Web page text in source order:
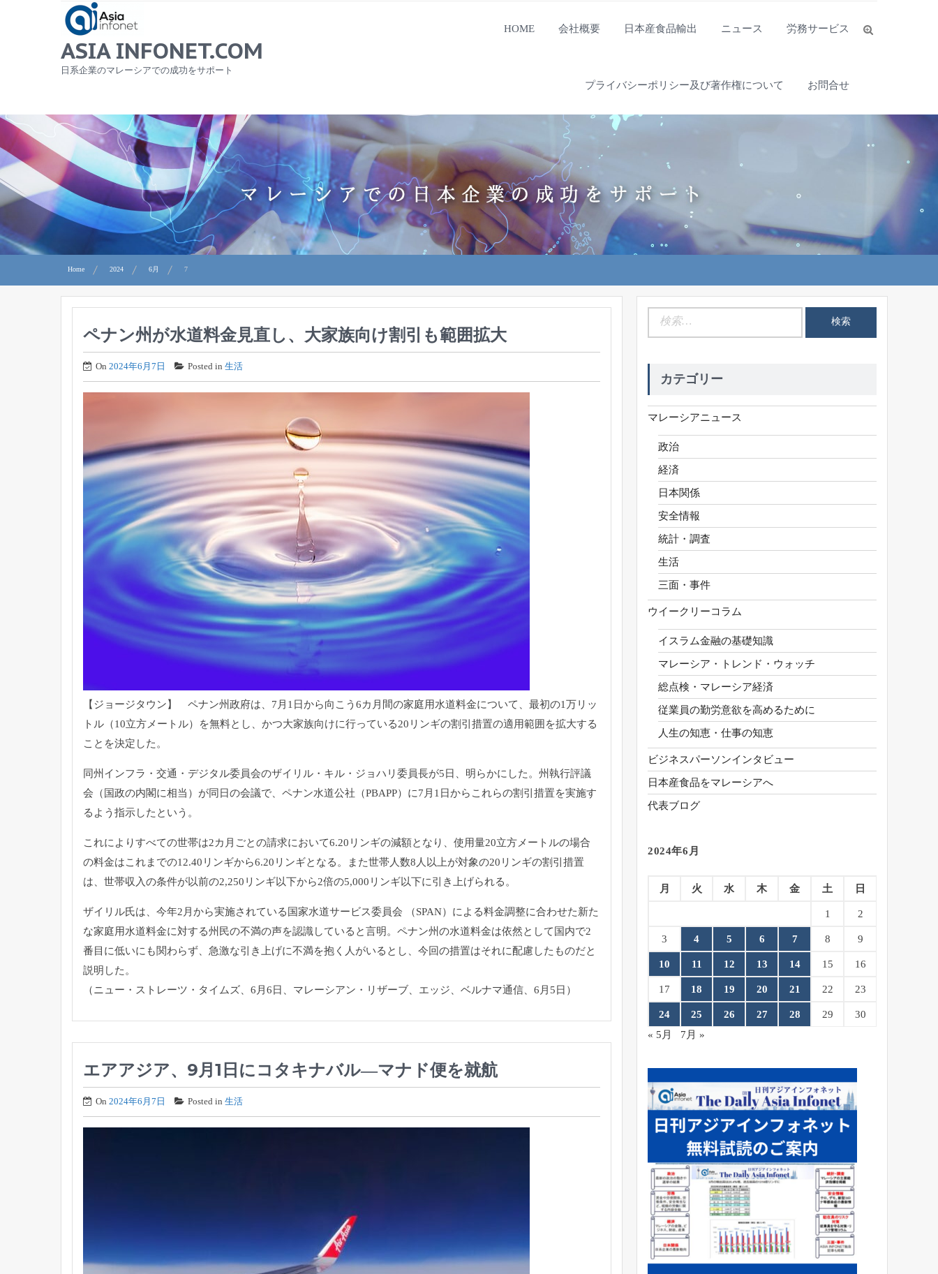
ASIA INFONET.COM
日系企業のマレーシアでの成功をサポート
HOME 会社概要 日本産食品輸出 ニュース 労務サービス
プライバシーポリシー及び著作権について お問合せ
Home 2024 6月 7
ペナン州が水道料金見直し、大家族向け割引も範囲拡大
On 2024年6月7日 Posted in 生活
【ジョージタウン】 ペナン州政府は、7月1日から向こう6カ月間の家庭用水道料金について、最初の1万リッ
トル（10立方メートル）を無料とし、かつ大家族向けに行っている20リンギの割引措置の適用範囲を拡大する
ことを決定した。
同州インフラ・交通・デジタル委員会のザイリル・キル・ジョハリ委員長が5日、明らかにした。州執行評議
会（国政の内閣に相当）が同日の会議で、ペナン水道公社（PBAPP）に7月1日からこれらの割引措置を実施す
るよう指示したという。
これによりすべての世帯は2カ月ごとの請求において6.20リンギの減額となり、使用量20立方メートルの場合
の料金はこれまでの12.40リンギから6.20リンギとなる。また世帯人数8人以上が対象の20リンギの割引措置
は、世帯収入の条件が以前の2,250リンギ以下から2倍の5,000リンギ以下に引き上げられる。
ザイリル氏は、今年2月から実施されている国家水道サービス委員会 （SPAN）による料金調整に合わせた新た
な家庭用水道料金に対する州民の不満の声を認識していると言明。ペナン州の水道料金は依然として国内で2
番目に低いにも関わらず、急激な引き上げに不満を抱く人がいるとし、今回の措置はそれに配慮したものだと
説明した。
（ニュー・ストレーツ・タイムズ、6月6日、マレーシアン・リザーブ、エッジ、ベルナマ通信、6月5日）
エアアジア、9月1日にコタキナバル―マナド便を就航
On 2024年6月7日 Posted in 生活
カテゴリー
マレーシアニュース
政治
経済
日本関係
安全情報
統計・調査
生活
三面・事件
ウイークリーコラム
イスラム金融の基礎知識
マレーシア・トレンド・ウォッチ
総点検・マレーシア経済
従業員の勤労意欲を高めるために
人生の知恵・仕事の知恵
ビジネスパーソンインタビュー
日本産食品をマレーシアへ
代表ブログ
2024年6月
月 火 水 木 金 土 日
1 2
3 4 5 6 7 8 9
10 11 12 13 14 15 16
17 18 19 20 21 22 23
24 25 26 27 28 29
30
« 5月
7月 »